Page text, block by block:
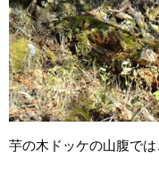
芋の木ドッケの山腹では